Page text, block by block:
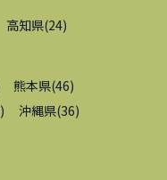
高知県(24)
熊本県(46)
) 沖縄県(36)